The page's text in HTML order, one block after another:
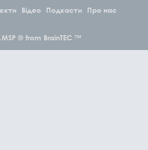
Відео Подкасти Про нас
® from BrainTEC ™